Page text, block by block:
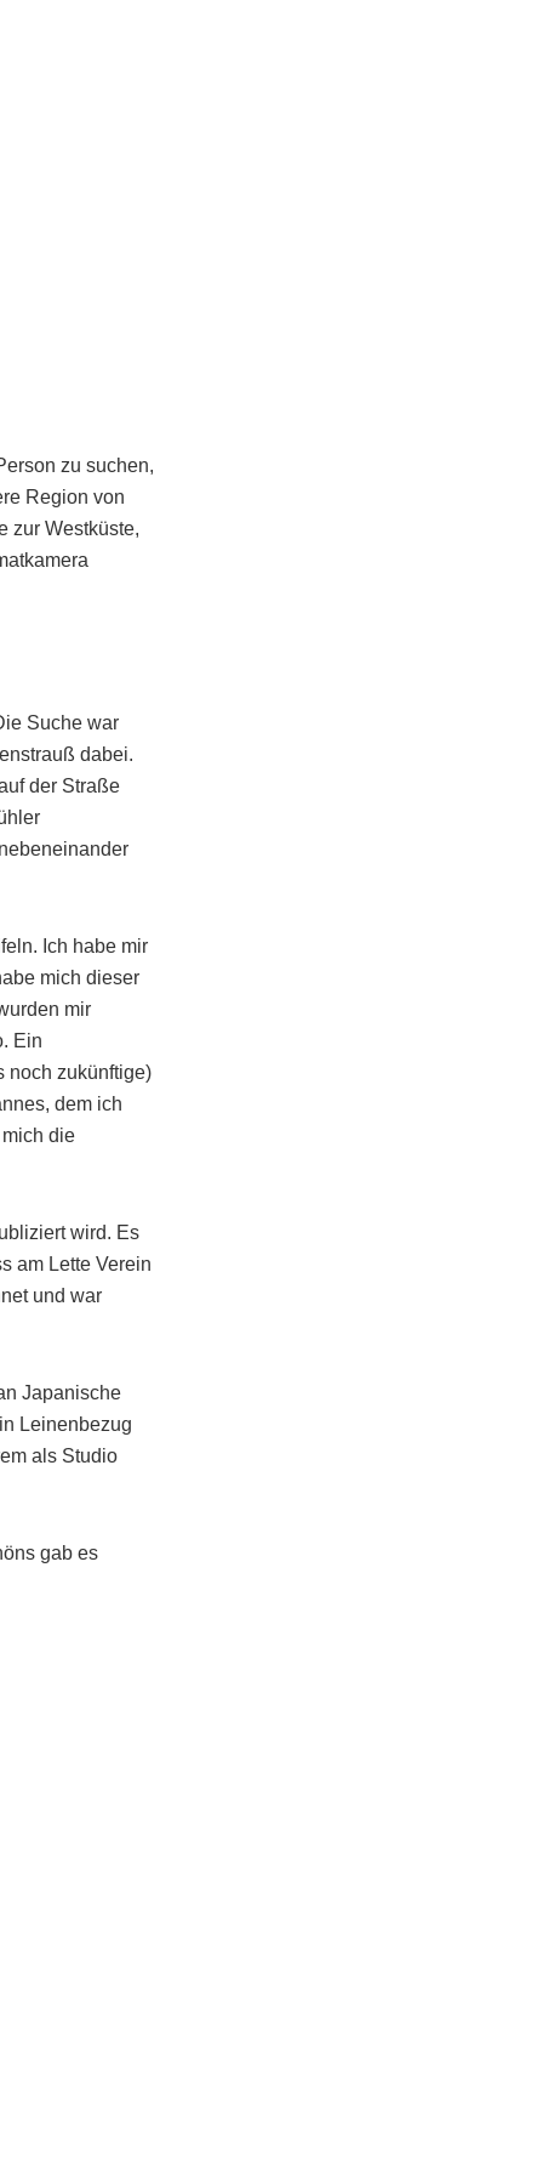
zu suchen,
Region von
zur Westküste,
Suche war
dabei.
der Straße
Ich habe mir
mich dieser
mir
Ein
noch zukünftige)
dem ich
die
wird. Es
am Lette Verein
und war
Japanische
Leinenbezug
als Studio
gab es